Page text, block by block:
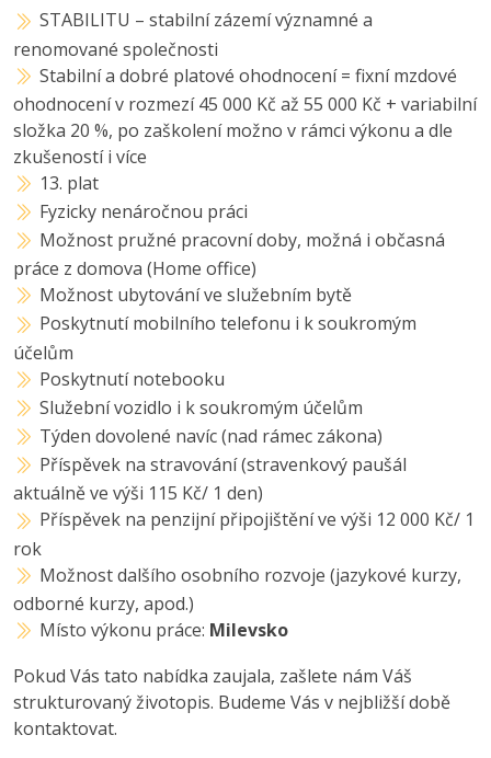
STABILITU – stabilní zázemí významné a
renomované společnosti
Stabilní a dobré platové ohodnocení = fixní mzdové
ohodnocení v rozmezí 45 000 Kč až 55 000 Kč + variabilní
složka 20 %, po zaškolení možno v rámci výkonu a dle
zkušeností i více
13. plat
Fyzicky nenáročnou práci
Možnost pružné pracovní doby, možná i občasná
práce z domova (Home office)
Možnost ubytování ve služebním bytě
Poskytnutí mobilního telefonu i k soukromým
účelům
Poskytnutí notebooku
Služební vozidlo i k soukromým účelům
Týden dovolené navíc (nad rámec zákona)
Příspěvek na stravování (stravenkový paušál
aktuálně ve výši 115 Kč/ 1 den)
Příspěvek na penzijní připojištění ve výši 12 000 Kč/ 1
rok
Možnost dalšího osobního rozvoje (jazykové kurzy,
odborné kurzy, apod.)
Místo výkonu práce: Milevsko
Pokud Vás tato nabídka zaujala, zašlete nám Váš
strukturovaný životopis. Budeme Vás v nejbližší době
kontaktovat.